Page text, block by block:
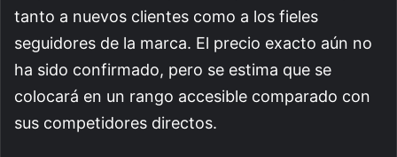
tanto a nuevos clientes como a los fieles
seguidores de la marca. El precio exacto aún no
ha sido confirmado, pero se estima que se
colocará en un rango accesible comparado con
sus competidores directos.